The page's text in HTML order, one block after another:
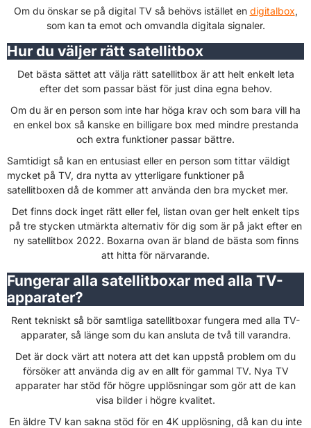
Om du önskar se på digital TV så behövs istället en digitalbox,
som kan ta emot och omvandla digitala signaler.
Hur du väljer rätt satellitbox
Det bästa sättet att välja rätt satellitbox är att helt enkelt leta
efter det som passar bäst för just dina egna behov.
Om du är en person som inte har höga krav och som bara vill ha
en enkel box så kanske en billigare box med mindre prestanda
och extra funktioner passar bättre.
Samtidigt så kan en entusiast eller en person som tittar väldigt
mycket på TV, dra nytta av ytterligare funktioner på
satellitboxen då de kommer att använda den bra mycket mer.
Det finns dock inget rätt eller fel, listan ovan ger helt enkelt tips
på tre stycken utmärkta alternativ för dig som är på jakt efter en
ny satellitbox 2022. Boxarna ovan är bland de bästa som finns
att hitta för närvarande.
Fungerar alla satellitboxar med alla TV-
apparater?
Rent tekniskt så bör samtliga satellitboxar fungera med alla TV-
apparater, så länge som du kan ansluta de två till varandra.
Det är dock värt att notera att det kan uppstå problem om du
försöker att använda dig av en allt för gammal TV. Nya TV
apparater har stöd för högre upplösningar som gör att de kan
visa bilder i högre kvalitet.
En äldre TV kan sakna stöd för en 4K upplösning, då kan du inte